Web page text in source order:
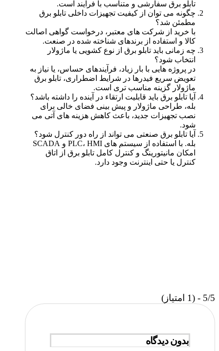
تابلو برق سفارشی و متناسب با فرآیند است.
چگونه می‌ توان از کیفیت تجهیزات داخلی تابلو برق
مطمئن شد؟
با خرید از شرکت‌ های معتبر، درخواست گواهی اصالت
کالا و استفاده از برندهای شناخته‌ شده در صنعت.
چه زمانی باید تابلو برق از نوع کشویی یا ماژولار
انتخاب شود؟
در پروژه‌ هایی با بار زیاد، فرآیندهای حساس، یا نیاز به
تعویض سریع فیدرها در شرایط اضطراری، تابلو برق
ماژولار گزینه مناسب‌ تری است.
آیا تابلو برق باید قابلیت ارتقاء در آینده را داشته باشد؟
بله، طراحی ماژولار و پیش‌ بینی فضای خالی برای
نصب تجهیزات جدید، باعث کاهش هزینه‌ های آتی می‌
شود.
آیا تابلو برق صنعتی می‌ تواند از راه دور کنترل شود؟
بله. با استفاده از سیستم‌ های PLC، HMI و SCADA
امکان مانیتورینگ و کنترل کامل تابلو برق از اتاق
کنترل یا حتی اینترنت وجود دارد.
5/5 - (1 امتیاز)
بدون دیدگاه